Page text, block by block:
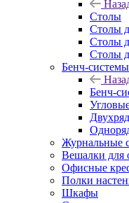
Столы
Столы
Столы
Столы
Бенч-системы
Бенч-
Журнальные
Вешалки для
Офисные
Полки
Шкафы